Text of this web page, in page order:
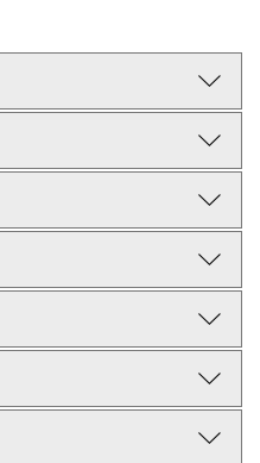
arrow_forward_ios
arrow_forward_ios
arrow_forward_ios
arrow_forward_ios
arrow_forward_ios
arrow_forward_ios
arrow_forward_ios